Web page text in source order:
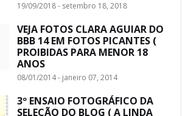
19/09/2018 - setembro 18, 2018
VEJA FOTOS CLARA AGUIAR DO
BBB 14 EM FOTOS PICANTES (
PROIBIDAS PARA MENOR 18
ANOS
08/01/2014 - janeiro 07, 2014
3º ENSAIO FOTOGRÁFICO DA
SELEÇÃO DO BLOG ( A LINDA